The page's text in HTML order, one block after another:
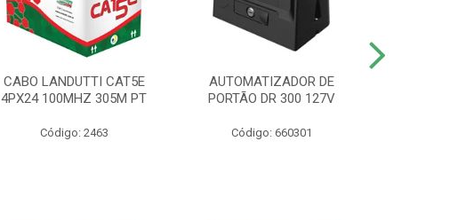
CABO LANDUTTI CAT5E
4PX24 100MHZ 305M PT
Código: 2463
AUTOMATIZADOR DE
PORTÃO DR 300 127V
Código: 660301